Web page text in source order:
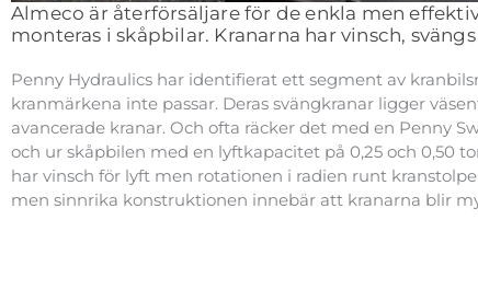
Almeco är återförsäljare för de enkla men
monteras i skåpbilar. Kranarna har vinsch,
Penny Hydraulics har identifierat ett segment av
kranmärkena inte passar. Deras svängkranar ligger
avancerade kranar. Och ofta räcker det med en Penny
och ur skåpbilen med en lyftkapacitet på 0,25 och 0,50
har vinsch för lyft men rotationen i radien runt
men sinnrika konstruktionen innebär att kranarna blir